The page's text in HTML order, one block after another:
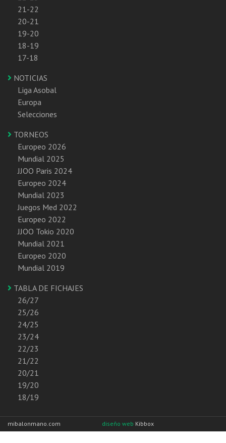
21-22
20-21
19-20
18-19
17-18
NOTICIAS
Liga Asobal
Europa
Selecciones
TORNEOS
Europeo 2026
Mundial 2025
JJOO Paris 2024
Europeo 2024
Mundial 2023
Juegos Med 2022
Europeo 2022
JJOO Tokio 2020
Mundial 2021
Europeo 2020
Mundial 2019
TABLA DE FICHAJES
26/27
25/26
24/25
23/24
22/23
21/22
20/21
19/20
18/19
mibalonmano.com diseño web Kibbox